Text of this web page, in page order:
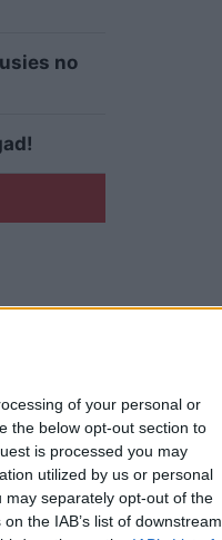
of your personal or
the below opt-out section to
is processed you may
utilized by us or personal
may separately opt-out of the
the IAB’s list of downstream
no